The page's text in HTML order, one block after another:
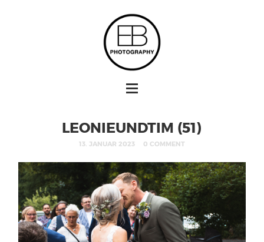
LEONIEUNDTIM (51)
13. JANUAR 2023 0 COMMENT